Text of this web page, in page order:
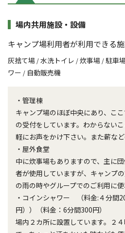
場内共用施設・設備
キャンプ場利用者が利用できる
灰捨て場 /水洗トイレ /炊事場 /駐車場
ワー / 自動販売機
・管理棟
キャンプ場のほぼ中央にあり、こ
の受付をしています。わからない
軽にお声をかけ下さい。また薪など
・屋外食堂
中に炊事場もありますので、主に
者が使用していますが、キャンプ
の雨の時やグループでのご利用に便
・コインシャワー （料金:４分間
円））（料金：6分間300円）
場内２カ所に設置しています。２